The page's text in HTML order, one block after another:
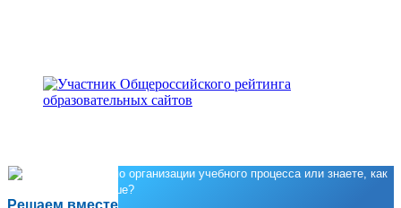
Решаем вместе
Есть предложения по организации учебного процесса или знаете, как
сделать школу лучше?